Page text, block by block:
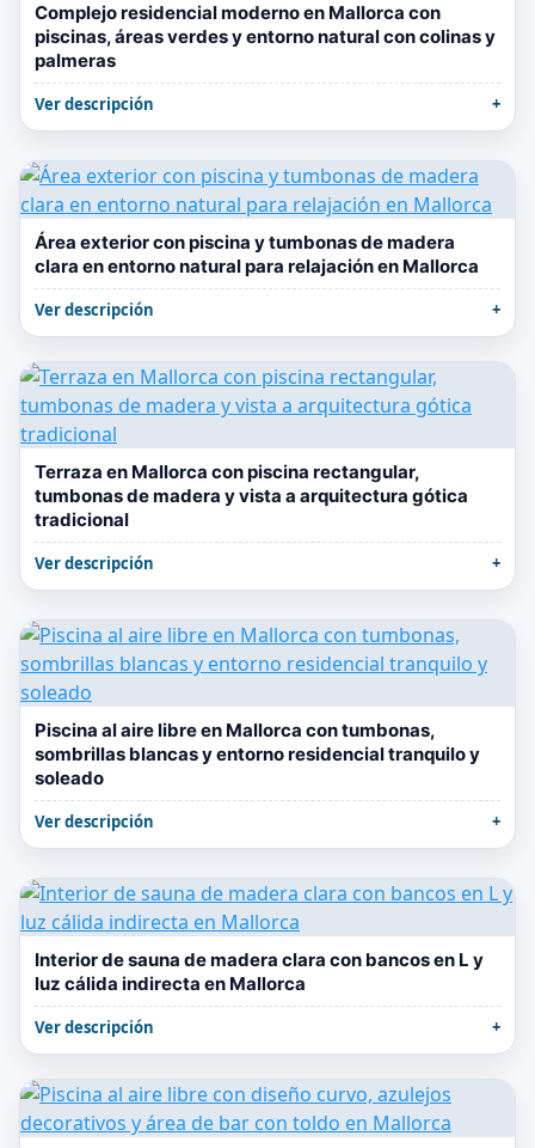
Complejo residencial moderno en Mallorca con
piscinas, áreas verdes y entorno natural con colinas y
palmeras
Ver descripción
Área exterior con piscina y tumbonas de madera
clara en entorno natural para relajación en Mallorca
Ver descripción
Terraza en Mallorca con piscina rectangular,
tumbonas de madera y vista a arquitectura gótica
tradicional
Ver descripción
Piscina al aire libre en Mallorca con tumbonas,
sombrillas blancas y entorno residencial tranquilo y
soleado
Ver descripción
Interior de sauna de madera clara con bancos en L y
luz cálida indirecta en Mallorca
Ver descripción